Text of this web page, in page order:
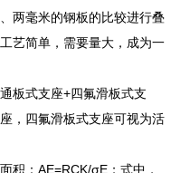
两毫米的钢板的比较进行叠
艺简单，需要量大，成为一
板式支座+四氟滑板式支
，四氟滑板式支座可视为活
积：AE=RCK/σE；式中，